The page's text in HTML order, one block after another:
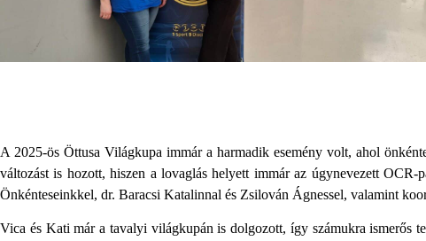
A 2025-ös Öttusa Világkupa immár a harmadik esemény volt, ahol
változást is hozott, hiszen a lovaglás helyett immár az úgynevezett OCR-
Önkénteseinkkel, dr. Baracsi Katalinnal és Zsilován Ágnessel, valamint
Vica és Kati már a tavalyi világkupán is dolgozott, így számukra ismerős